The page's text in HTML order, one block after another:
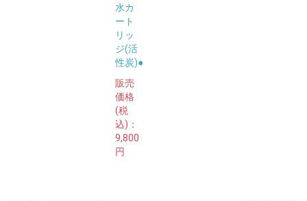
水カ
ート
リッ
ジ(活
性炭)●
販売
価格
(税
込)：
9,800
円